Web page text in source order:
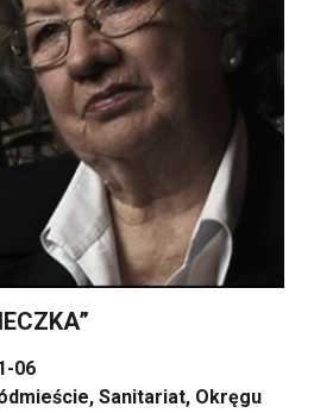
06
Sanitariat, Okręgu